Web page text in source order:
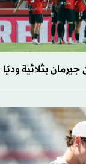
بثلاثية وديّا